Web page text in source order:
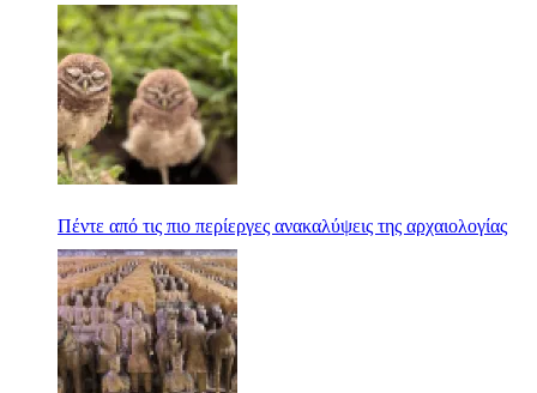
Πέντε από τις πιο περίεργες ανακαλύψεις της αρχαιολογίας